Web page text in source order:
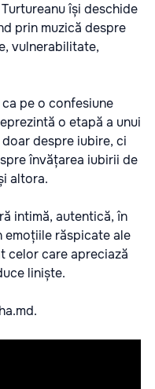
își deschide
prin muzică despre
vulnerabilitate,
pe o confesiune
o etapă a unui
despre iubire, ci
învățarea iubirii de
altora.
intimă, autentică, în
răspicate ale
celor care apreciază
liniște.